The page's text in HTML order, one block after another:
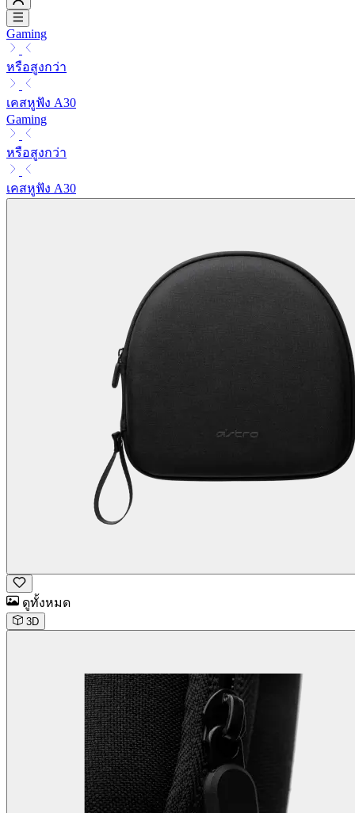
Gaming
หรือสูงกว่า
เคสหูฟัง A30
Gaming
หรือสูงกว่า
เคสหูฟัง A30
ดูทั้งหมด
3D